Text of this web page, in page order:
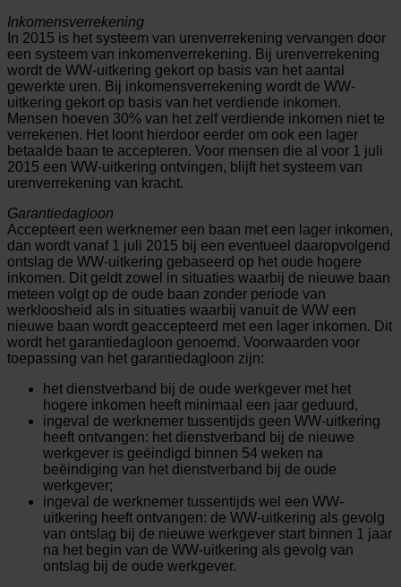
Inkomensverrekening
In 2015 is het systeem van urenverrekening vervangen door
een systeem van inkomenverrekening. Bij urenverrekening
wordt de WW-uitkering gekort op basis van het aantal
gewerkte uren. Bij inkomensverrekening wordt de WW-
uitkering gekort op basis van het verdiende inkomen.
Mensen hoeven 30% van het zelf verdiende inkomen niet te
verrekenen. Het loont hierdoor eerder om ook een lager
betaalde baan te accepteren. Voor mensen die al voor 1 juli
2015 een WW-uitkering ontvingen, blijft het systeem van
urenverrekening van kracht.
Garantiedagloon
Accepteert een werknemer een baan met een lager inkomen,
dan wordt vanaf 1 juli 2015 bij een eventueel daaropvolgend
ontslag de WW-uitkering gebaseerd op het oude hogere
inkomen. Dit geldt zowel in situaties waarbij de nieuwe baan
meteen volgt op de oude baan zonder periode van
werkloosheid als in situaties waarbij vanuit de WW een
nieuwe baan wordt geaccepteerd met een lager inkomen. Dit
wordt het garantiedagloon genoemd. Voorwaarden voor
toepassing van het garantiedagloon zijn:
het dienstverband bij de oude werkgever met het
hogere inkomen heeft minimaal een jaar geduurd,
ingeval de werknemer tussentijds geen WW-uitkering
heeft ontvangen: het dienstverband bij de nieuwe
werkgever is geëindigd binnen 54 weken na
beëindiging van het dienstverband bij de oude
werkgever;
ingeval de werknemer tussentijds wel een WW-
uitkering heeft ontvangen: de WW-uitkering als gevolg
van ontslag bij de nieuwe werkgever start binnen 1 jaar
na het begin van de WW-uitkering als gevolg van
ontslag bij de oude werkgever.